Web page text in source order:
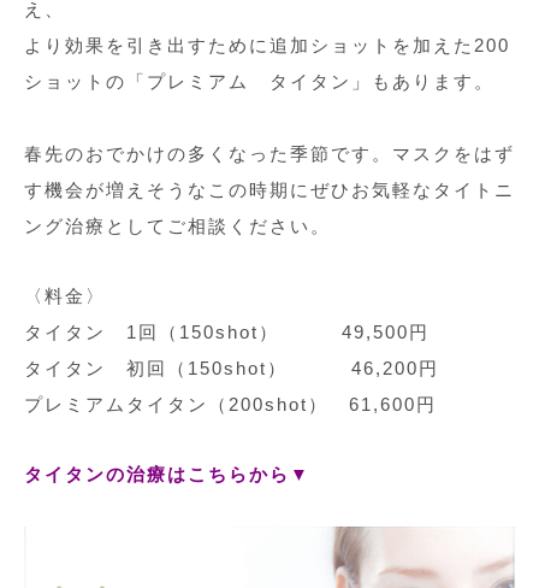
え、
より効果を引き出すために追加ショットを加えた200
ショットの「プレミアム タイタン」もあります。
春先のおでかけの多くなった季節です。マスクをはず
す機会が増えそうなこの時期にぜひお気軽なタイトニ
ング治療としてご相談ください。
〈料金〉
タイタン 1回（150shot） 49,500円
タイタン 初回（150shot） 46,200円
プレミアムタイタン（200shot） 61,600円
タイタンの治療はこちらから▼